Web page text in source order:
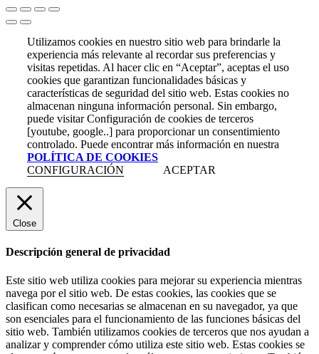
Utilizamos cookies en nuestro sitio web para brindarle la
experiencia más relevante al recordar sus preferencias y
visitas repetidas. Al hacer clic en “Aceptar”, aceptas el uso
cookies que garantizan funcionalidades básicas y
características de seguridad del sitio web. Estas cookies no
almacenan ninguna información personal. Sin embargo,
puede visitar Configuración de cookies de terceros
[youtube, google..] para proporcionar un consentimiento
controlado. Puede encontrar más información en nuestra
POLÍTICA DE COOKIES
CONFIGURACIÓN
ACEPTAR
Close
Descripción general de privacidad
Este sitio web utiliza cookies para mejorar su experiencia mientras
navega por el sitio web. De estas cookies, las cookies que se
clasifican como necesarias se almacenan en su navegador, ya que
son esenciales para el funcionamiento de las funciones básicas del
sitio web. También utilizamos cookies de terceros que nos ayudan a
analizar y comprender cómo utiliza este sitio web. Estas cookies se